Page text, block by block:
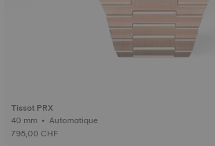
Tissot PRX
40 mm • Automatique
795,00 CHF